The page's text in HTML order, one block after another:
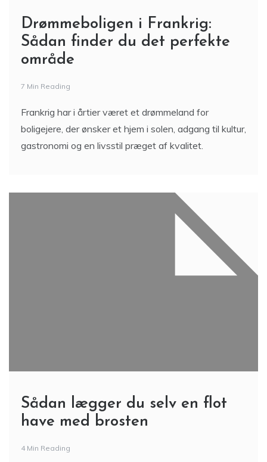
Drømmeboligen i Frankrig:
Sådan finder du det perfekte
område
7 Min Reading
Frankrig har i årtier været et drømmeland for
boligejere, der ønsker et hjem i solen, adgang til kultur,
gastronomi og en livsstil præget af kvalitet.
Sådan lægger du selv en flot
have med brosten
4 Min Reading